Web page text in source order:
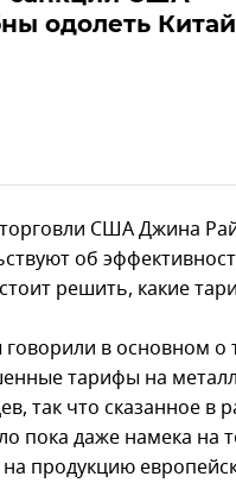
одолеть Китай
США Джина
об
решить, какие
в основном о
тарифы на
так что сказанное в
пока даже намека на
продукцию